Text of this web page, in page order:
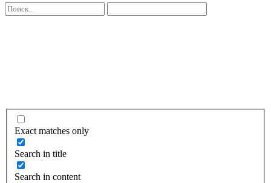
Exact matches only
Search in title
Search in content